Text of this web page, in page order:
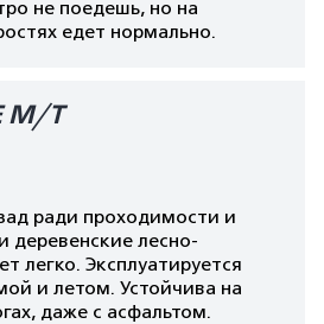
не поедешь, но на
едет нормально.
M/T
ради проходимости и
деревенские лесно-
легко. Эксплуатируется
и летом. Устойчива на
даже с асфальтом.